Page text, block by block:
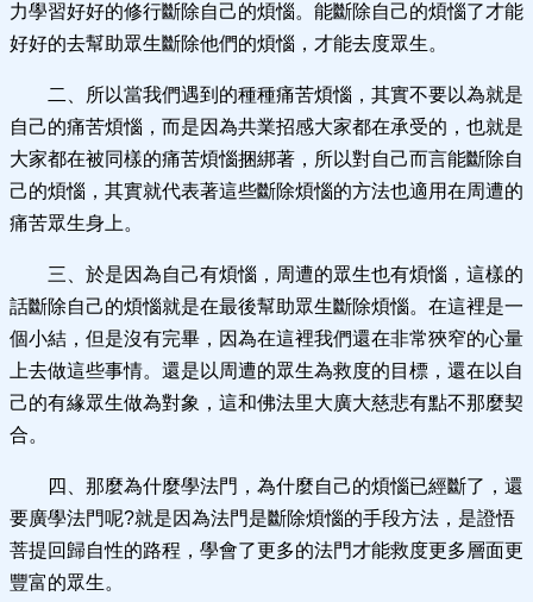
力學習好好的修行斷除自己的煩惱。能斷除自己的煩惱了才能
好好的去幫助眾生斷除他們的煩惱，才能去度眾生。
二、所以當我們遇到的種種痛苦煩惱，其實不要以為就是
自己的痛苦煩惱，而是因為共業招感大家都在承受的，也就是
大家都在被同樣的痛苦煩惱捆綁著，所以對自己而言能斷除自
己的煩惱，其實就代表著這些斷除煩惱的方法也適用在周遭的
痛苦眾生身上。
三、於是因為自己有煩惱，周遭的眾生也有煩惱，這樣的
話斷除自己的煩惱就是在最後幫助眾生斷除煩惱。在這裡是一
個小結，但是沒有完畢，因為在這裡我們還在非常狹窄的心量
上去做這些事情。還是以周遭的眾生為救度的目標，還在以自
己的有緣眾生做為對象，這和佛法里大廣大慈悲有點不那麼契
合。
四、那麼為什麼學法門，為什麼自己的煩惱已經斷了，還
要廣學法門呢?就是因為法門是斷除煩惱的手段方法，是證悟
菩提回歸自性的路程，學會了更多的法門才能救度更多層面更
豐富的眾生。